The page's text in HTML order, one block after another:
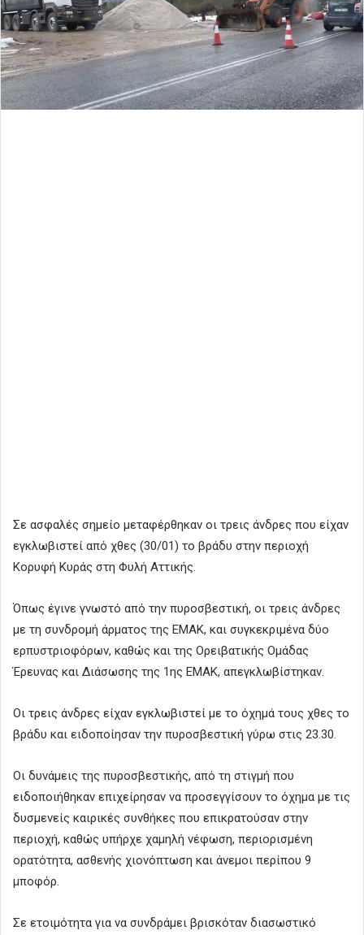
Σε ασφαλές σημείο μεταφέρθηκαν οι τρεις άνδρες που είχαν
εγκλωβιστεί από χθες (30/01) το βράδυ στην περιοχή
Κορυφή Κυράς στη Φυλή Αττικής.
Όπως έγινε γνωστό από την πυροσβεστική, οι τρεις άνδρες
με τη συνδρομή άρματος της ΕΜΑΚ, και συγκεκριμένα δύο
ερπυστριοφόρων, καθώς και της Ορειβατικής Ομάδας
Έρευνας και Διάσωσης της 1ης ΕΜΑΚ, απεγκλωβίστηκαν.
Οι τρεις άνδρες είχαν εγκλωβιστεί με το όχημά τους χθες το
βράδυ και ειδοποίησαν την πυροσβεστική γύρω στις 23.30.
Οι δυνάμεις της πυροσβεστικής, από τη στιγμή που
ειδοποιήθηκαν επιχείρησαν να προσεγγίσουν το όχημα με τις
δυσμενείς καιρικές συνθήκες που επικρατούσαν στην
περιοχή, καθώς υπήρχε χαμηλή νέφωση, περιορισμένη
ορατότητα, ασθενής χιονόπτωση και άνεμοι περίπου 9
μποφόρ.
Σε ετοιμότητα για να συνδράμει βρισκόταν διασωστικό